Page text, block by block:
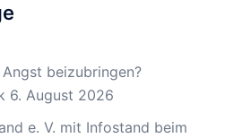
beizubringen?
6. August 2026
e. V. mit Infostand beim